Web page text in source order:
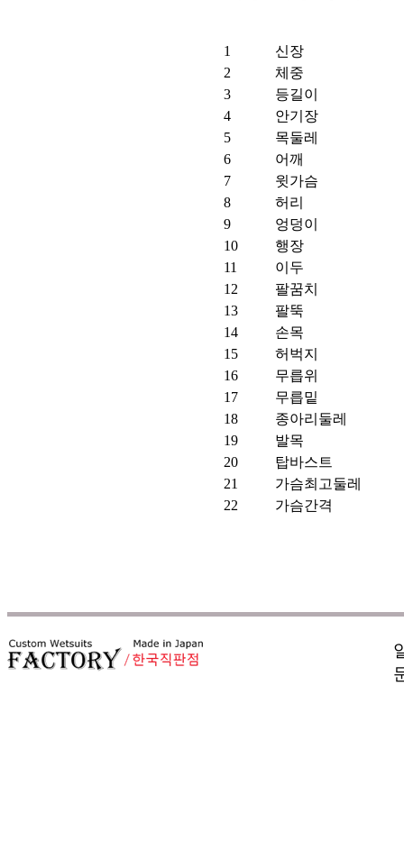
1
신장
2
체중
3
등길이
4
안기장
5
목둘레
6
어깨
7
윗가슴
8
허리
9
엉덩이
10
행장
11
이두
12
팔꿈치
13
팔뚝
14
손목
15
허벅지
16
무릅위
17
무릅밑
18
종아리둘레
19
발목
20
탑바스트
21
가슴최고둘레
22
가슴간격